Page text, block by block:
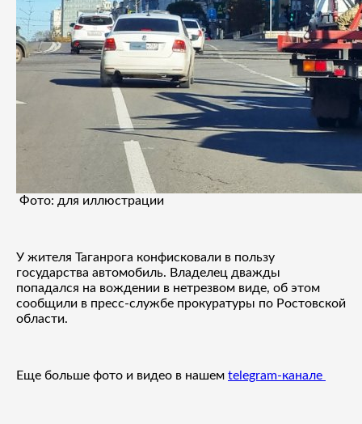
Фото: для иллюстрации
У жителя Таганрога конфисковали в пользу
государства автомобиль. Владелец дважды
попадался на вождении в нетрезвом виде, об этом
сообщили в пресс-службе прокуратуры по Ростовской
области.
Еще больше фото и видео в нашем telegram-канале